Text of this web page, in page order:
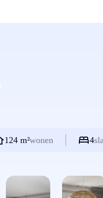
124 m²wonen 4